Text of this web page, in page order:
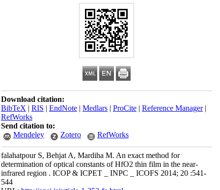
Download citation:
BibTeX|RIS|EndNote|Medlars|ProCite|Reference Manager
RefWorks
Send citation to:
Mendeley
Zotero RefWorks
falahatpour S, Behjat A, Mardiha M. An exact method for
determination of optical constants of HfO2 thin film in the near-
infrared region . ICOP & ICPET _ INPC _ ICOFS 2014; 20 :541-
544